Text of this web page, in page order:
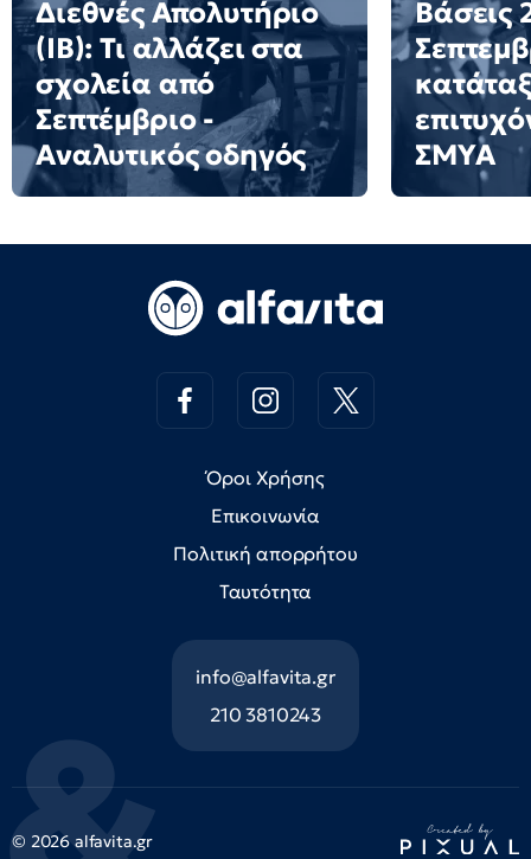
Διεθνές Απολυτήριο
(IB): Τι αλλάζει στα
σχολεία από
Σεπτέμβριο -
Αναλυτικός οδηγός
Βάσεις
ΣΜΥΑ
Όροι Χρήσης
Επικοινωνία
Πολιτική απορρήτου
Ταυτότητα
info@alfavita.gr
210 3810243
© 2026 alfavita.gr